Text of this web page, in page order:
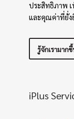
ประสิทธิภาพ เ
และคุณค่าที่ยั่ง
รู้จักเรามาก
iPlus